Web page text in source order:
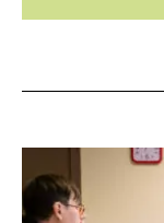
SOLIDARITÉS
EN